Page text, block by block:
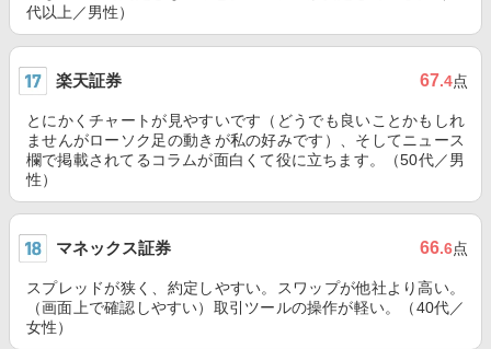
代以上／男性）
楽天証券 67.4点
とにかくチャートが見やすいです（どうでも良いことかもしれ
ませんがローソク足の動きが私の好みです）、そしてニュース
欄で掲載されてるコラムが面白くて役に立ちます。（50代／男
性）
マネックス証券 66.6点
スプレッドが狭く、約定しやすい。スワップが他社より高い。
（画面上で確認しやすい）取引ツールの操作が軽い。（40代／
女性）